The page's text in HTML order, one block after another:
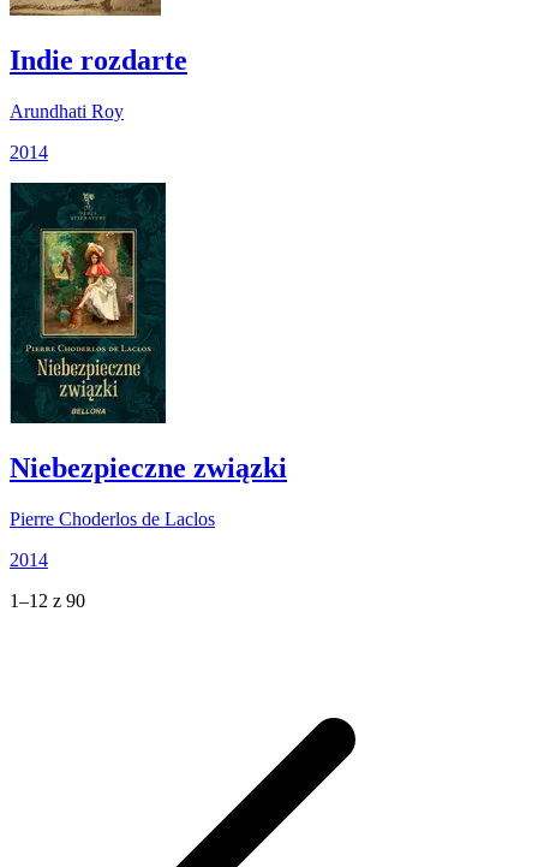
Indie rozdarte
Arundhati Roy
2014
Niebezpieczne związki
Pierre Choderlos de Laclos
2014
1–12 z 90